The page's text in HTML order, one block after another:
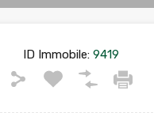
ID Immobile:9419